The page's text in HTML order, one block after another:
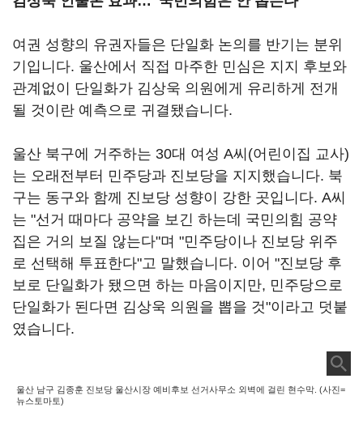
여권 성향의 유권자들은 단일화 논의를 반기는 분위
기입니다. 울산에서 직접 마주한 민심은 지지 후보와
관계없이 단일화가 김상욱 의원에게 유리하게 전개
될 것이란 예측으로 귀결됐습니다.
울산 북구에 거주하는 30대 여성 A씨(어린이집 교사)
는 오래전부터 민주당과 진보당을 지지했습니다. 북
구는 동구와 함께 진보당 성향이 강한 곳입니다. A씨
는 "선거 때마다 공약을 보긴 하는데 국민의힘 공약
집은 거의 보질 않는다"며 "민주당이나 진보당 위주
로 선택해 투표한다"고 말했습니다. 이어 "진보당 후
보로 단일화가 됐으면 하는 마음이지만, 민주당으로
단일화가 된다면 김상욱 의원을 뽑을 것"이라고 덧붙
였습니다.
울산 남구 김종훈 진보당 울산시장 예비후보 선거사무소 외벽에 걸린 현수막. (사진=
뉴스토마토)